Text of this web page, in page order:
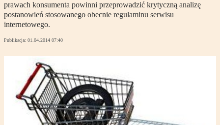
prawach konsumenta powinni przeprowadzić krytyczną analizę
postanowień stosowanego obecnie regulaminu serwisu
internetowego.
Publikacja: 01.04.2014 07:40